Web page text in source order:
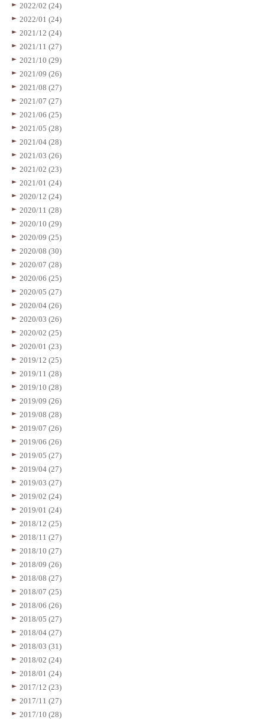
2022/02 (24)
2022/01 (24)
2021/12 (24)
2021/11 (27)
2021/10 (29)
2021/09 (26)
2021/08 (27)
2021/07 (27)
2021/06 (25)
2021/05 (28)
2021/04 (28)
2021/03 (26)
2021/02 (23)
2021/01 (24)
2020/12 (24)
2020/11 (28)
2020/10 (29)
2020/09 (25)
2020/08 (30)
2020/07 (28)
2020/06 (25)
2020/05 (27)
2020/04 (26)
2020/03 (26)
2020/02 (25)
2020/01 (23)
2019/12 (25)
2019/11 (28)
2019/10 (28)
2019/09 (26)
2019/08 (28)
2019/07 (26)
2019/06 (26)
2019/05 (27)
2019/04 (27)
2019/03 (27)
2019/02 (24)
2019/01 (24)
2018/12 (25)
2018/11 (27)
2018/10 (27)
2018/09 (26)
2018/08 (27)
2018/07 (25)
2018/06 (26)
2018/05 (27)
2018/04 (27)
2018/03 (31)
2018/02 (24)
2018/01 (24)
2017/12 (23)
2017/11 (27)
2017/10 (28)